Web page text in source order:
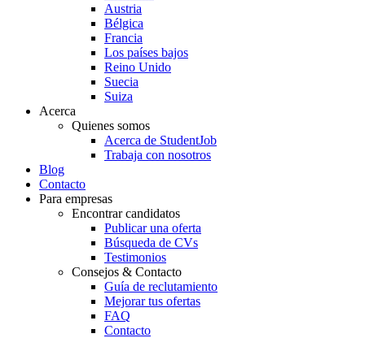
Austria
Bélgica
Francia
Los países bajos
Reino Unido
Suecia
Suiza
Acerca
Quienes somos
Acerca de StudentJob
Trabaja con nosotros
Blog
Contacto
Para empresas
Encontrar candidatos
Publicar una oferta
Búsqueda de CVs
Testimonios
Consejos & Contacto
Guía de reclutamiento
Mejorar tus ofertas
FAQ
Contacto